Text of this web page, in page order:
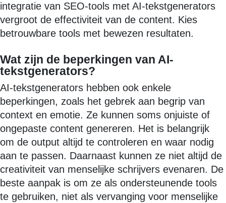
integratie van SEO-tools met AI-tekstgenerators
vergroot de effectiviteit van de content. Kies
betrouwbare tools met bewezen resultaten.
Wat zijn de beperkingen van AI-
tekstgenerators?
AI-tekstgenerators hebben ook enkele
beperkingen, zoals het gebrek aan begrip van
context en emotie. Ze kunnen soms onjuiste of
ongepaste content genereren. Het is belangrijk
om de output altijd te controleren en waar nodig
aan te passen. Daarnaast kunnen ze niet altijd de
creativiteit van menselijke schrijvers evenaren. De
beste aanpak is om ze als ondersteunende tools
te gebruiken, niet als vervanging voor menselijke